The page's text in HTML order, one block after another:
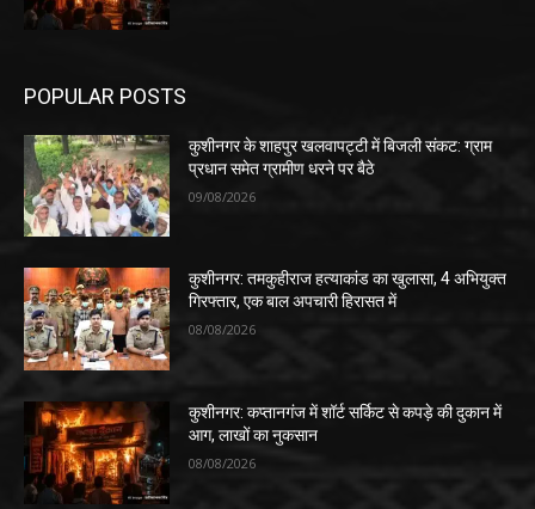
POPULAR POSTS
कुशीनगर के शाहपुर खलवापट्टी में बिजली संकट: ग्राम
प्रधान समेत ग्रामीण धरने पर बैठे
09/08/2026
कुशीनगर: तमकुहीराज हत्याकांड का खुलासा, 4 अभियुक्त
गिरफ्तार, एक बाल अपचारी हिरासत में
08/08/2026
कुशीनगर: कप्तानगंज में शॉर्ट सर्किट से कपड़े की दुकान में
आग, लाखों का नुकसान
08/08/2026